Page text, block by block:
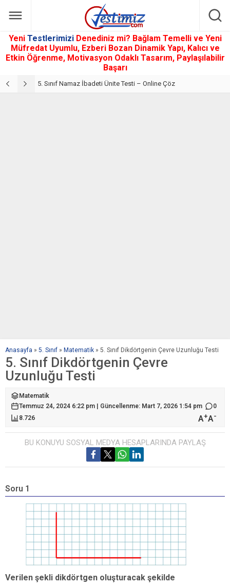
Yeni Testlerimizi Denediniz mi? Bağlam Temelli ve Yeni
Müfredat Uyumlu, Ezberi Bozan Dinamik Yapı, Kalıcı ve
Etkin Öğrenme, Motivasyon Odaklı Tasarım, Paylaşılabilir
Başarı
5. Sınıf Namaz İbadeti Ünite Testi – Online Çöz
Anasayfa » 5. Sınıf » Matematik » 5. Sınıf Dikdörtgenin Çevre Uzunluğu Testi
5. Sınıf Dikdörtgenin Çevre
Uzunluğu Testi
Matematik
Temmuz 24, 2024 6:22 pm | Güncellenme: Mart 7, 2026 1:54 pm
0
8.726
A+A-
BU KONUYU SOSYAL MEDYA HESAPLARINDA PAYLAŞ
Soru 1
Verilen şekli dikdörtgen oluşturacak şekilde